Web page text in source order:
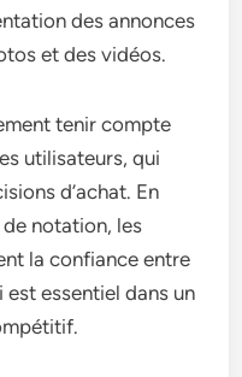
des annonces
et des vidéos.
tenir compte
utilisateurs, qui
d’achat. En
notation, les
la confiance entre
essentiel dans un